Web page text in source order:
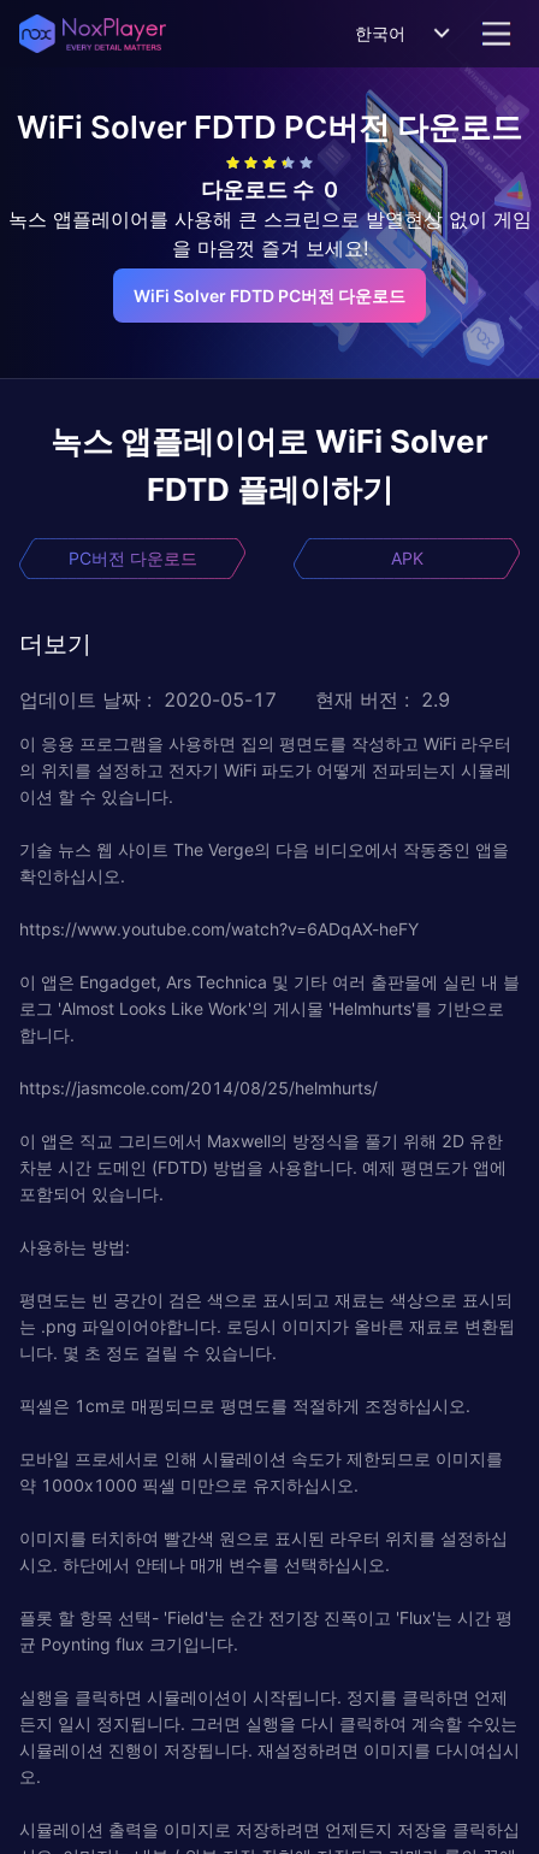
한국어
WiFi Solver FDTD PC버전 다운로드
다운로드 수 0
녹스 앱플레이어를 사용해 큰 스크린으로 발열현상 없이 게임
을 마음껏 즐겨 보세요!
WiFi Solver FDTD PC버전 다운로드
녹스 앱플레이어로 WiFi Solver
FDTD 플레이하기
PC버전 다운로드 APK
더보기
업데이트 날짜 : 2020-05-17 현재 버전 : 2.9
이 응용 프로그램을 사용하면 집의 평면도를 작성하고 WiFi 라우터
의 위치를 ​​설정하고 전자기 WiFi 파도가 어떻게 전파되는지 시뮬레
이션 할 수 있습니다.
기술 뉴스 웹 사이트 The Verge의 다음 비디오에서 작동중인 앱을
확인하십시오.
https://www.youtube.com/watch?v=6ADqAX-heFY
이 앱은 Engadget, Ars Technica 및 기타 여러 출판물에 실린 내 블
로그 'Almost Looks Like Work'의 게시물 'Helmhurts'를 기반으로
합니다.
https://jasmcole.com/2014/08/25/helmhurts/
이 앱은 직교 그리드에서 Maxwell의 방정식을 풀기 위해 2D 유한
차분 시간 도메인 (FDTD) 방법을 사용합니다. 예제 평면도가 앱에
포함되어 있습니다.
사용하는 방법:
평면도는 빈 공간이 검은 색으로 표시되고 재료는 색상으로 표시되
는 .png 파일이어야합니다. 로딩시 이미지가 올바른 재료로 변환됩
니다. 몇 초 정도 걸릴 수 있습니다.
픽셀은 1cm로 매핑되므로 평면도를 적절하게 조정하십시오.
모바일 프로세서로 인해 시뮬레이션 속도가 제한되므로 이미지를
약 1000x1000 픽셀 미만으로 유지하십시오.
이미지를 터치하여 빨간색 원으로 표시된 라우터 위치를 설정하십
시오. 하단에서 안테나 매개 변수를 선택하십시오.
플롯 할 항목 선택- 'Field'는 순간 전기장 진폭이고 'Flux'는 시간 평
균 Poynting flux 크기입니다.
실행을 클릭하면 시뮬레이션이 시작됩니다. 정지를 클릭하면 언제
든지 일시 정지됩니다. 그러면 실행을 다시 클릭하여 계속할 수있는
시뮬레이션 진행이 저장됩니다. 재설정하려면 이미지를 다시여십시
오.
시뮬레이션 출력을 이미지로 저장하려면 언제든지 저장을 클릭하십